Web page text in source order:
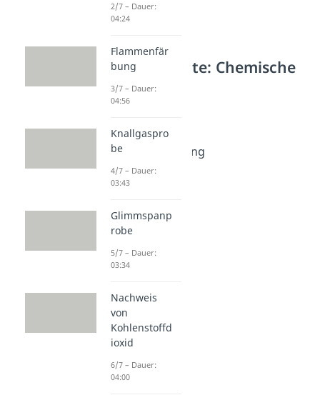
Weitere Inhalte: Chemische
Reaktionen
Gärung
Dauer: 04:21
Alkoholische Gärung
Dauer: 05:38
2/7 – Dauer:
04:24
Flammenfär
bung
3/7 – Dauer:
04:56
Knallgaspro
be
4/7 – Dauer:
03:43
Glimmspanp
robe
5/7 – Dauer:
03:34
Nachweis
von
Kohlenstoffd
ioxid
6/7 – Dauer:
04:00